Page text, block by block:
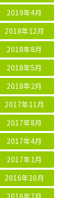
2019年4月
2018年12月
2018年8月
2018年5月
2018年2月
2017年11月
2017年8月
2017年4月
2017年1月
2016年10月